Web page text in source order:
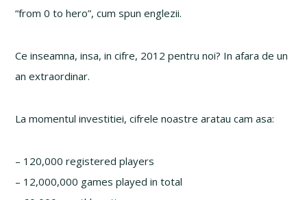
“from 0 to hero”, cum spun englezii.
Ce inseamna, insa, in cifre, 2012 pentru noi? In afara de un
an extraordinar.
La momentul investitiei, cifrele noastre aratau cam asa:
– 120,000 registered players
– 12,000,000 games played in total